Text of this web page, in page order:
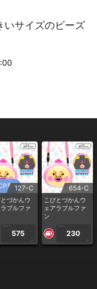
いサイズのビーズ
専用127-C
づかんウ
ブルファ
1PLAY
575
CP
654-C
こびとづかんウ
ェアラブルファ
ン
1PLAY
230
CP